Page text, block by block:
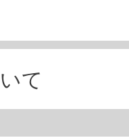
て